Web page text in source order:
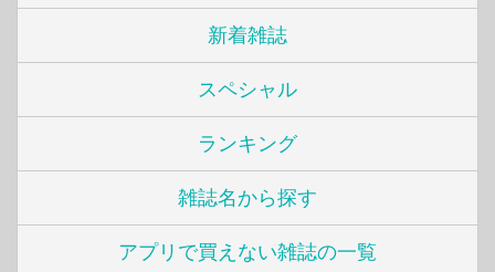
新着雑誌
スペシャル
ランキング
雑誌名から探す
アプリで買えない雑誌の一覧